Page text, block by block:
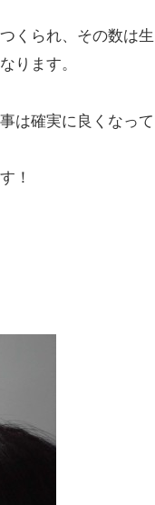
くられ、その数は
ります。
は確実に良くなっ
！